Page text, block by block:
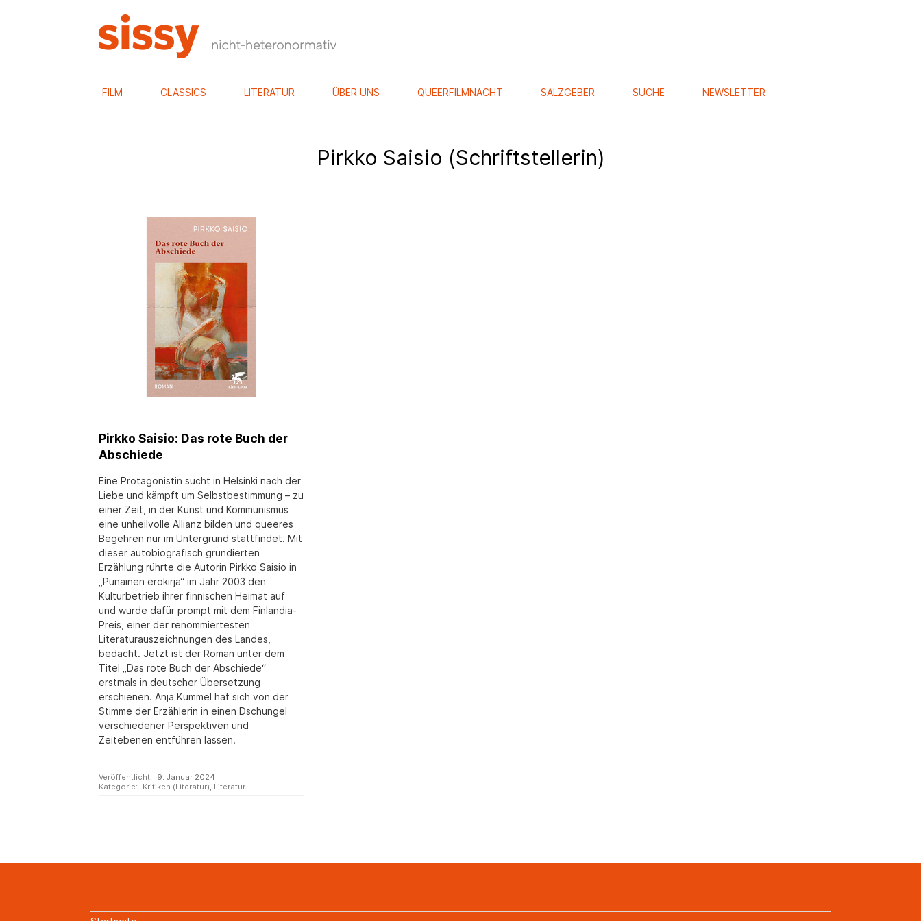
FILM CLASSICS LITERATUR ÜBER UNS QUEERFILMNACHT SALZGEBER SUCHE NEWSLETTER
Pirkko Saisio (Schriftstellerin)
Pirkko Saisio: Das rote Buch der
Abschiede
Eine Protagonistin sucht in Helsinki nach der
Liebe und kämpft um Selbstbestimmung – zu
einer Zeit, in der Kunst und Kommunismus
eine unheilvolle Allianz bilden und queeres
Begehren nur im Untergrund stattfindet. Mit
dieser autobiografisch grundierten
Erzählung rührte die Autorin Pirkko Saisio in
„Punainen erokirja“ im Jahr 2003 den
Kulturbetrieb ihrer finnischen Heimat auf
und wurde dafür prompt mit dem Finlandia-
Preis, einer der renommiertesten
Literaturauszeichnungen des Landes,
bedacht. Jetzt ist der Roman unter dem
Titel „Das rote Buch der Abschiede“
erstmals in deutscher Übersetzung
erschienen. Anja Kümmel hat sich von der
Stimme der Erzählerin in einen Dschungel
verschiedener Perspektiven und
Zeitebenen entführen lassen.
Veröffentlicht:
9. Januar 2024
Kategorie:
Kritiken (Literatur) Literatur